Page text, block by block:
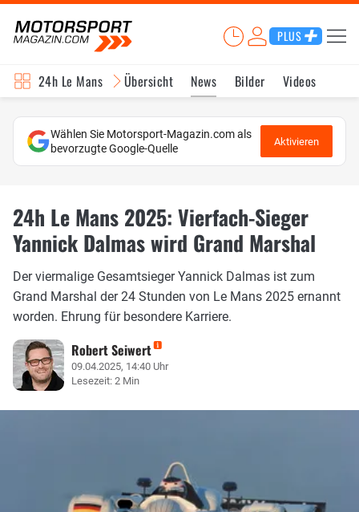
PLUS
24h Le Mans Übersicht News Bilder Videos
Wählen Sie Motorsport-Magazin.com als
bevorzugte Google-Quelle
Aktivieren
24h Le Mans 2025: Vierfach-Sieger
Yannick Dalmas wird Grand Marshal
Der viermalige Gesamtsieger Yannick Dalmas ist zum
Grand Marshal der 24 Stunden von Le Mans 2025 ernannt
worden. Ehrung für besondere Karriere.
Robert Seiwert
09.04.2025, 14:40 Uhr
Lesezeit: 2 Min